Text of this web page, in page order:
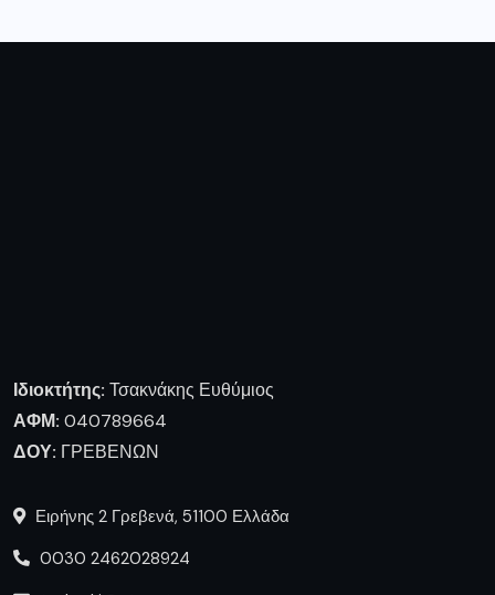
Ιδιοκτήτης: Τσακνάκης Ευθύμιος
ΑΦΜ: 040789664
ΔΟΥ: ΓΡΕΒΕΝΩΝ
Ειρήνης 2 Γρεβενά, 51100 Ελλάδα
0030 2462028924